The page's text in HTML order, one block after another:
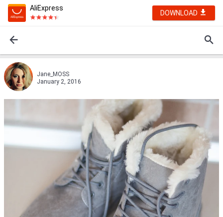
AliExpress
DOWNLOAD
Jane_MOSS
January 2, 2016